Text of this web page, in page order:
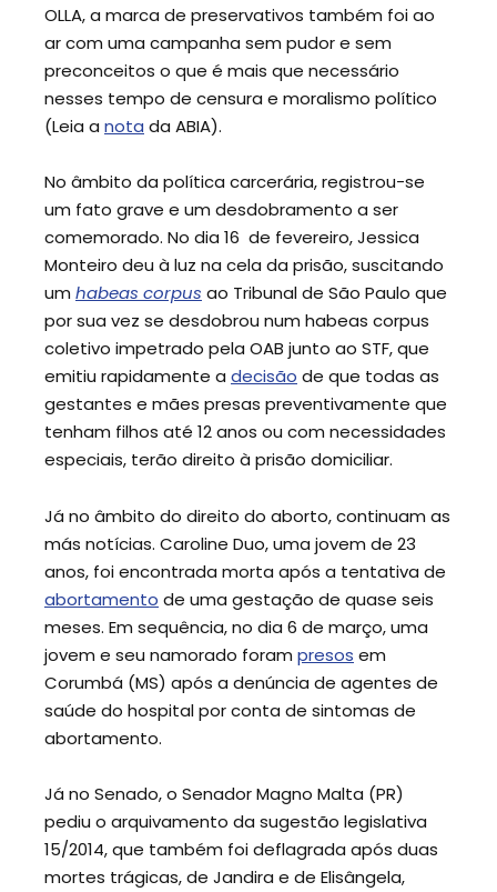
OLLA, a marca de preservativos também foi ao
ar com uma campanha sem pudor e sem
preconceitos o que é mais que necessário
nesses tempo de censura e moralismo político
(Leia a nota da ABIA).
No âmbito da política carcerária, registrou-se
um fato grave e um desdobramento a ser
comemorado. No dia 16 de fevereiro, Jessica
Monteiro deu à luz na cela da prisão, suscitando
um habeas corpus ao Tribunal de São Paulo que
por sua vez se desdobrou num habeas corpus
coletivo impetrado pela OAB junto ao STF, que
emitiu rapidamente a decisão de que todas as
gestantes e mães presas preventivamente que
tenham filhos até 12 anos ou com necessidades
especiais, terão direito à prisão domiciliar.
Já no âmbito do direito do aborto, continuam as
más notícias. Caroline Duo, uma jovem de 23
anos, foi encontrada morta após a tentativa de
abortamento de uma gestação de quase seis
meses. Em sequência, no dia 6 de março, uma
jovem e seu namorado foram presos em
Corumbá (MS) após a denúncia de agentes de
saúde do hospital por conta de sintomas de
abortamento.
Já no Senado, o Senador Magno Malta (PR)
pediu o arquivamento da sugestão legislativa
15/2014, que também foi deflagrada após duas
mortes trágicas, de Jandira e de Elisângela,